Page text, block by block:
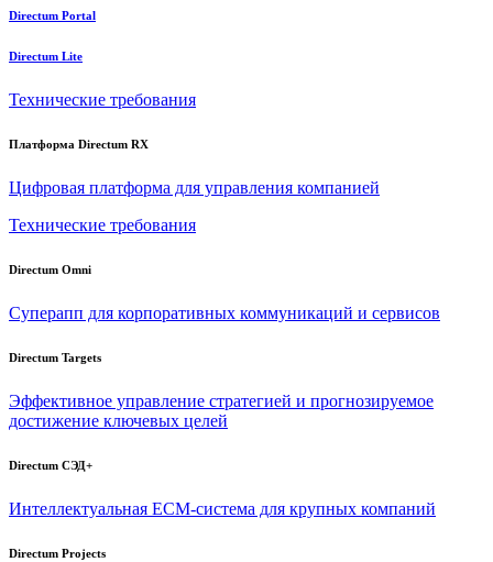
Directum Portal
Directum Lite
Технические требования
Платформа Directum RX
Цифровая платформа для управления компанией
Технические требования
Directum Omni
Суперапп для корпоративных коммуникаций и сервисов
Directum Targets
Эффективное управление стратегией и прогнозируемое
достижение ключевых целей
Directum СЭД+
Интеллектуальная ECM-система для крупных компаний
Directum Projects